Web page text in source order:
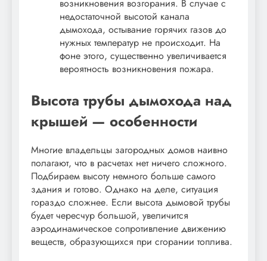
возникновения возгорания. В случае с
недостаточной высотой канала
дымохода, остывание горячих газов до
нужных температур не происходит. На
фоне этого, существенно увеличивается
вероятность возникновения пожара.
Высота трубы дымохода над
крышей — особенности
Многие владельцы загородных домов наивно
полагают, что в расчетах нет ничего сложного.
Подбираем высоту немного больше самого
здания и готово. Однако на деле, ситуация
гораздо сложнее. Если высота дымовой трубы
будет чересчур большой, увеличится
аэродинамическое сопротивление движению
веществ, образующихся при сгорании топлива.